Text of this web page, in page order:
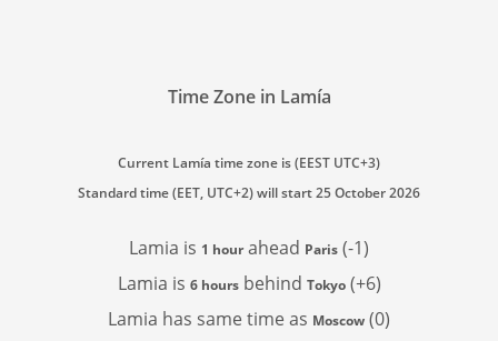
Time Zone in Lamía
Current Lamía time zone is (EEST UTC+3)
Standard time (EET, UTC+2) will start 25 October 2026
Lamia is 1 hourahead Paris (-1)
Lamia is 6 hoursbehind Tokyo(+6)
Lamia has same time as Moscow (0)